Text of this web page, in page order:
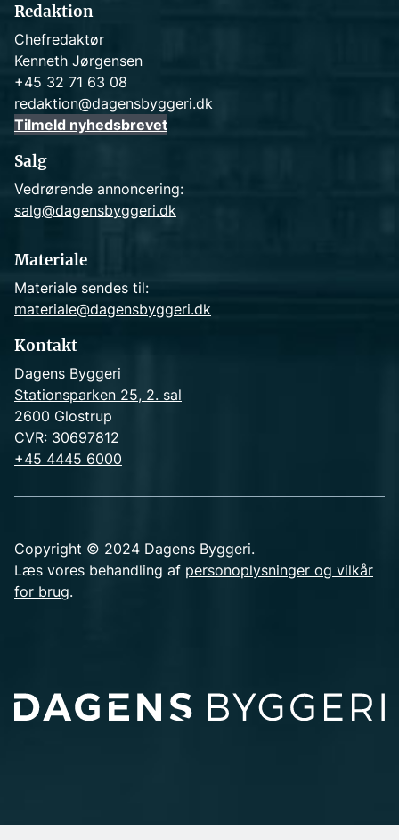
Redaktion
Chefredaktør
Kenneth Jørgensen
+45 32 71 63 08
redaktion@dagensbyggeri.dk
Tilmeld nyhedsbrevet
Salg
Vedrørende annoncering:
salg@dagensbyggeri.dk
Materiale
Materiale sendes til:
materiale@dagensbyggeri.dk
Kontakt
Dagens Byggeri
Stationsparken 25, 2. sal
2600 Glostrup
CVR: 30697812
+45 4445 6000
Copyright © 2024 Dagens Byggeri.
Læs vores behandling af personoplysninger og vilkår
for brug.